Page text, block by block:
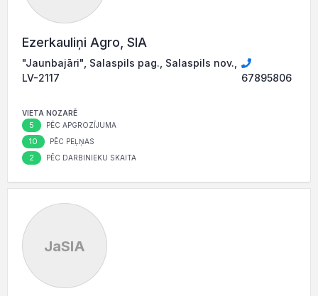
Ezerkauliņi Agro, SIA
"Jaunbajāri", Salaspils pag., Salaspils nov.,
LV-2117
67895806
VIETA NOZARĒ
5 PĒC APGROZĪJUMA
10 PĒC PEĻŅAS
2 PĒC DARBINIEKU SKAITA
JaSIA